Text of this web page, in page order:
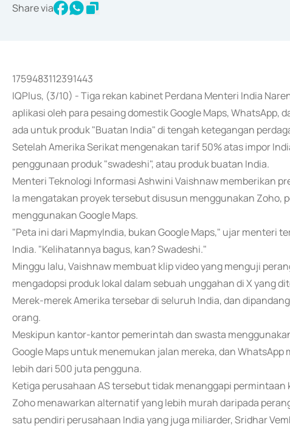
Share via
1759483112391443
IQPlus, (3/10) - Tiga rekan kabinet Perdana Menteri India
aplikasi oleh para pesaing domestik Google Maps,
ada untuk produk "Buatan India" di tengah ketegangan
Setelah Amerika Serikat mengenakan tarif 50% atas impor
penggunaan produk "swadeshi", atau produk buatan India.
Menteri Teknologi Informasi Ashwini Vaishnaw memberikan
Ia mengatakan proyek tersebut disusun menggunakan Zoho,
menggunakan Google Maps.
"Peta ini dari MapmyIndia, bukan Google Maps," ujar menteri
India. "Kelihatannya bagus, kan? Swadeshi."
Minggu lalu, Vaishnaw membuat klip video yang menguji
mengadopsi produk lokal dalam sebuah unggahan di X yang
Merek-merek Amerika tersebar di seluruh India, dan
orang.
Meskipun kantor-kantor pemerintah dan swasta
Google Maps untuk menemukan jalan mereka, dan
lebih dari 500 juta pengguna.
Ketiga perusahaan AS tersebut tidak menanggapi permintaan
Zoho menawarkan alternatif yang lebih murah daripada
satu pendiri perusahaan India yang juga miliarder, Sridhar